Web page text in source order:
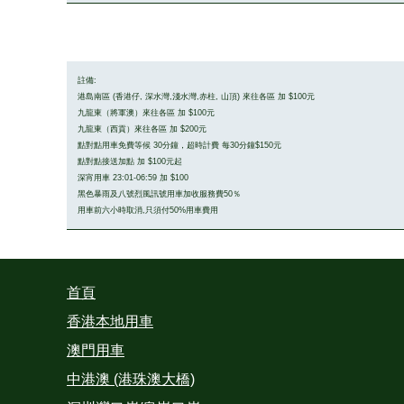
註備:
港島南區 (香港仔, 深水灣,淺水灣,赤柱, 山頂) 來往各區 加 $100元
九龍東（將軍澳）來往各區 加 $100元
九龍東（西貢）來往各區 加 $200元
點對點用車免費等候 30分鐘，超時計費 每30分鐘$150元
點對點接送加點 加 $100元起
深宵用車 23:01-06:59 加 $100
黑色暴雨及八號烈風訊號用車加收服務費50％
用車前六小時取消,只須付50%用車費用
首頁
香港本地用車
澳門用車
中港澳 (港珠澳大橋)